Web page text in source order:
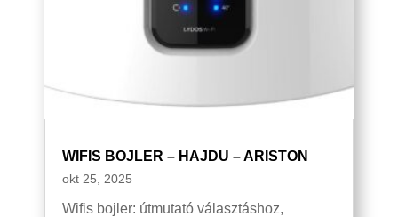
WIFIS BOJLER – HAJDU – ARISTON
okt 25, 2025
Wifis bojler: útmutató választáshoz,